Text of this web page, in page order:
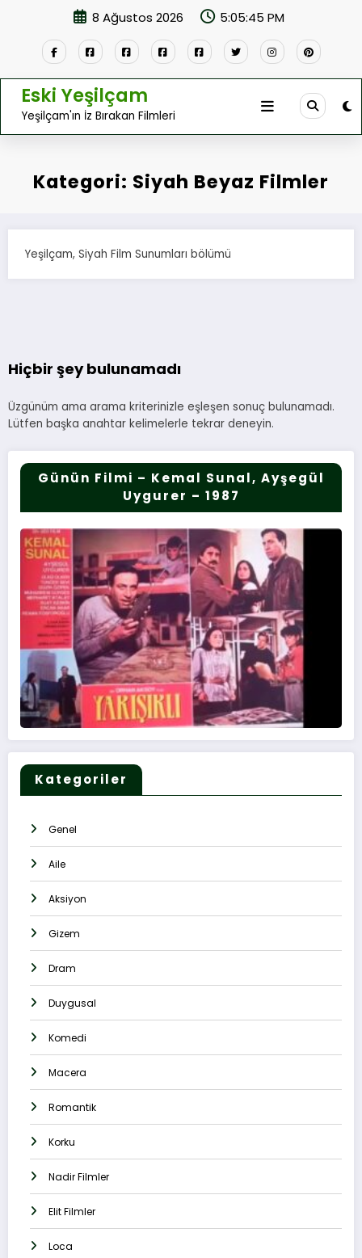
8 Ağustos 2026 5:05:45 PM
Eski Yeşilçam
Yeşilçam'ın İz Bırakan Filmleri
Kategori: Siyah Beyaz Filmler
Yeşilçam, Siyah Film Sunumları bölümü
Hiçbir şey bulunamadı
Üzgünüm ama arama kriterinizle eşleşen sonuç bulunamadı.
Lütfen başka anahtar kelimelerle tekrar deneyin.
Günün Filmi – Kemal Sunal, Ayşegül
Uygurer – 1987
Kategoriler
Genel
Aile
Aksiyon
Gizem
Dram
Duygusal
Komedi
Macera
Romantik
Korku
Nadir Filmler
Elit Filmler
Loca